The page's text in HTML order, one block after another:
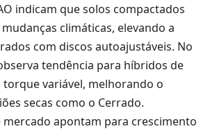
indicam que solos compactados
climáticas, elevando a
com discos autoajustáveis. No
observa tendência para híbridos de
torque variável, melhorando o
secas como o Cerrado.
mercado apontam para crescimento